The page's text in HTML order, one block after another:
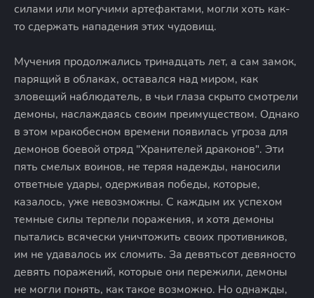
силами или могучими артефактами, могли хоть как-
то сдержать нападения этих чудовищ.
Мучения продолжались тринадцать лет, а сам замок,
парящий в облаках, оставался над миром, как
зловещий наблюдатель, в чьи глаза скрыто смотрели
демоны, наслаждаясь своим преимуществом. Однако
в этом мракобесном времени появилась угроза для
демонов боевой отряд "Хранителей драконов". Эти
пять смелых воинов, не теряя надежды, наносили
ответные удары, одерживая победы, которые,
казалось, уже невозможны. С каждым их успехом
темные силы терпели поражения, и хотя демоны
пытались всячески уничтожить своих противников,
им не удавалось их сломить. За девятьсот девяносто
девять поражений, которые они пережили, демоны
не могли понять, как такое возможно. Но однажды,